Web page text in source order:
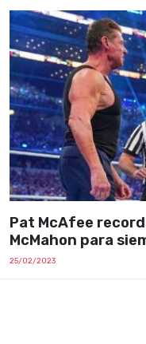
Pat McAfee
McMahon para
25/02/2023